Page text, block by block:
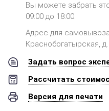
Вы можете забрать
09:00 до 18:00.
Адрес для
Краснобогатырская, д.
Задать вопрос
Рассчитать
Версия для печати